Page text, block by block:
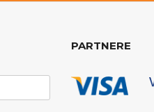
PARTNERE